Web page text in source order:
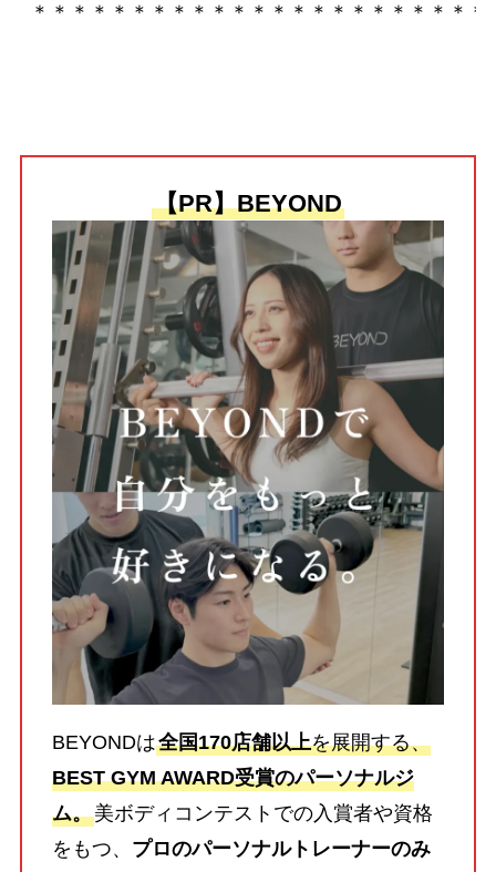
＊＊＊＊＊＊＊＊＊＊＊＊＊＊＊＊＊＊＊＊＊＊＊
【PR】BEYOND
BEYONDは全国170店舗以上を展開する、
BEST GYM AWARD受賞のパーソナルジ
ム。美ボディコンテストでの入賞者や資格
をもつ、 プロのパーソナルトレーナーのみ